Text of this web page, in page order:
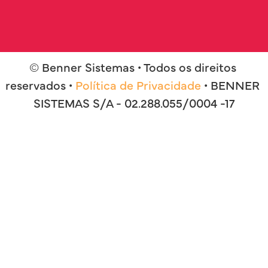
© Benner Sistemas • Todos os direitos
reservados • Política de Privacidade • BENNER
SISTEMAS S/A - 02.288.055/0004 -17